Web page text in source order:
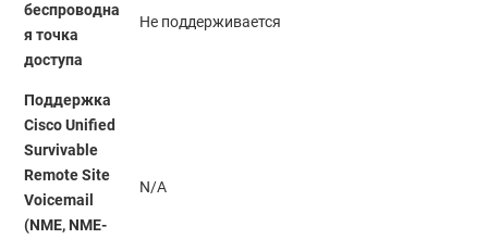
беспроводна
я точка
доступа
Не поддерживается
Поддержка
Cisco Unified
Survivable
Remote Site
Voicemail
(NME, NME-
N/A